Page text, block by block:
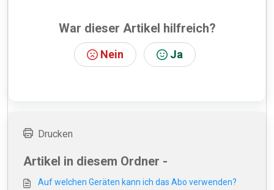
War dieser Artikel hilfreich?
Nein Ja
Drucken
Artikel in diesem Ordner -
Auf welchen Geräten kann ich das Abo verwenden?